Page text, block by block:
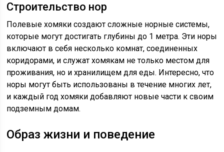
Строительство нор
Полевые хомяки создают сложные норные системы,
которые могут достигать глубины до 1 метра. Эти норы
включают в себя несколько комнат, соединенных
коридорами, и служат хомякам не только местом для
проживания, но и хранилищем для еды. Интересно, что
норы могут быть использованы в течение многих лет,
и каждый год хомяки добавляют новые части к своим
подземным домам.
Образ жизни и поведение